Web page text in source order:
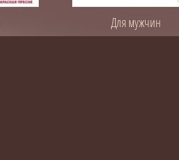
Для мужчин